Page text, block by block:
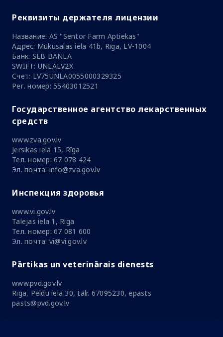
Реквизиты держателя лицензии
Название: AS "Sentor Farm Aptiekas"
Адрес: Mūkusalas iela 41b, Rīga, LV-1004
Банк: SEB BANLA
SWIFT: UNLALV2X
Счет: LV75UNLA0055000329325
Рег. номер: 55403012521
Государственное агентство лекарственных
средств
www.zva.gov.lv
Jersikas iela 15, Rīga
Тел. номер: 67 078 424
Эл. почта: info@zva.gov.lv
Инспекция здоровья
www.vi.gov.lv
Talejas iela 1, Riga
Тел. номер: 67 081 600
Эл. почта: vi@vi.gov.lv
Pārtikas un veterinārais dienests
www.pvd.gov.lv
Rīga, Peldu iela 30, tālr. 67095230, epasts
pasts@pvd.gov.lv